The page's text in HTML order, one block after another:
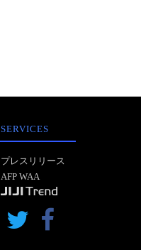
SERVICES
プレスリリース
AFP WAA